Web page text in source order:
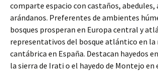
comparte espacio con castaños, abedules,
arándanos. Preferentes de ambientes
bosques prosperan en Europa central y
representativos del bosque atlántico en la
cantábrica en España. Destacan hayedos
la sierra de Irati o el hayedo de Montejo en